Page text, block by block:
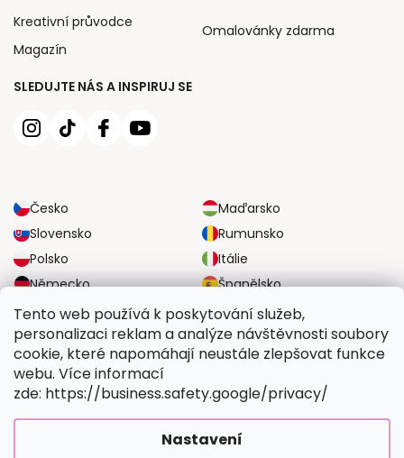
Tento web používá k poskytování služeb,
personalizaci reklam a analýze návštěvnosti soubory
cookie, které napomáhají neustále zlepšovat funkce
webu. Více informací
zde: https://business.safety.google/privacy/
Nastavení
SLEDUJTE NÁS A INSPIRUJ SE
Česko
Maďarsko
Slovensko
Rumunsko
Polsko
Itálie
Německo
Španělsko
Velká Británie
Rakousko
Kreativní průvodce
Magazín
Omalovánky zdarma
SPOLEHLIVÉ MOŽNOSTI DOPRAVY
BEZPEČNÉ MOŽNOSTI PLATBY